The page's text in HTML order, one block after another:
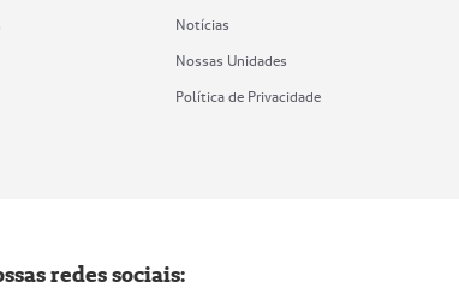
Notícias
Nossas Unidades
Política de Privacidade
redes sociais: